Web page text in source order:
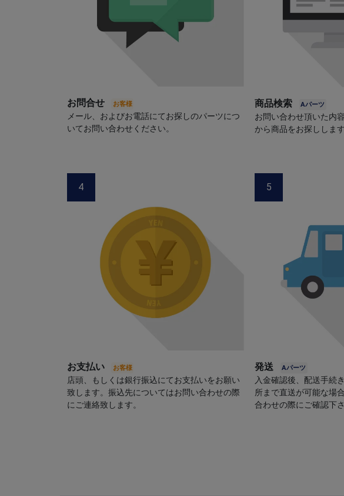
お問合せ
メール、およびお電話にてお探しのパーツにつ
いてお問い合わせください。
商品検索
お問い合わせ頂いた内
から商品をお探しします
4
お支払い
店頭、もしくは銀行振込にてお支払いをお願い
致します。振込先についてはお問い合わせの際
にご連絡致します。
5
発送
入金確認後、配送手続
所まで直送が可能な場
合わせの際にご確認下さ